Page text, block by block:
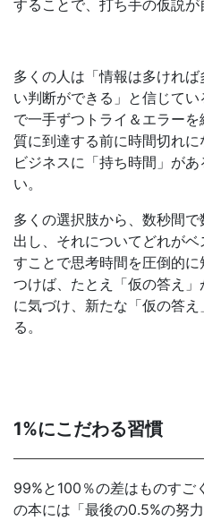
することで、打ち手の仮説が
多くの人は「情報は多けれ
い判断ができる」と信じて
で一手ずつトライ＆エラー
質に到達する前に時間切れに
ビジネスに「持ち時間」が
い。
多くの選択肢から、数秒間
出し、それについてどれが
すことで思考時間を圧倒的
つけば、たとえ「仮の答え
に気づけ、新たな「仮の答
る。
1%にこだわる習慣
99%と100％の差はものすご
の本には「最後の0.5%の努